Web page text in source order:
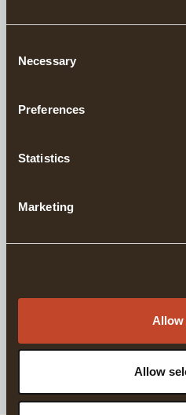
Selection
Necessary
Preferences
Statistics
Marketing
Allow
Allow
und einen längeren Stiel als
daher mehr Kraft beim Hacken.
Die Axt wird mit schneidenschutz
LIEFERINFORMATIONEN
GRÄNSFORS WEISSES T-SHIRT